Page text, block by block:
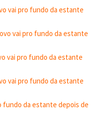
vai pro fundo da estante
vai pro fundo da estante
vai pro fundo da estante
vai pro fundo da estante
fundo da estante depois de